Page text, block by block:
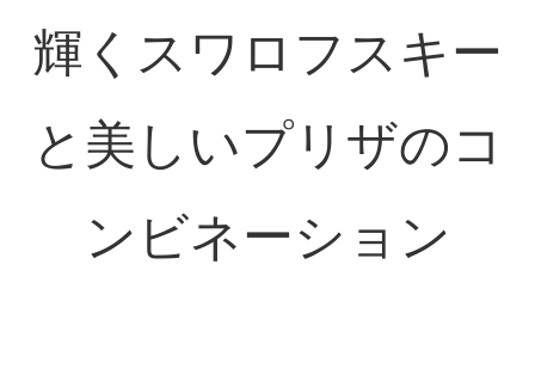
輝くスワロフスキー
と美しいプリザのコ
ンビネーション